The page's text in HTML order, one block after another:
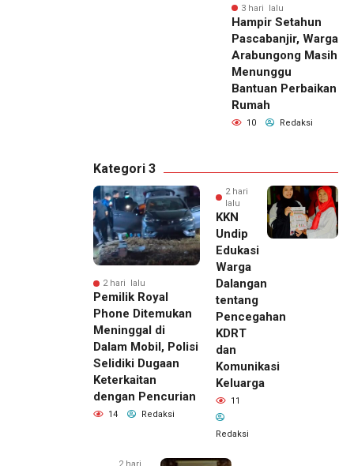
3 hari lalu
Hampir Setahun
Pascabanjir, Warga
Arabungong Masih
Menunggu
Bantuan Perbaikan
Rumah
10 Redaksi
Kategori 3
2 hari lalu
Pemilik Royal
Phone Ditemukan
Meninggal di
Dalam Mobil, Polisi
Selidiki Dugaan
Keterkaitan
dengan Pencurian
14 Redaksi
2 hari
lalu
KKN
Undip
Edukasi
Warga
Dalangan
tentang
Pencegahan
KDRT
dan
Komunikasi
Keluarga
11
Redaksi